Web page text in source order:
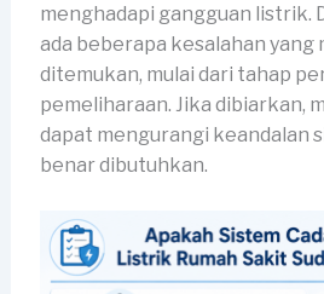
menghadapi gangguan listrik.
ada beberapa kesalahan yang
ditemukan, mulai dari tahap
pemeliharaan. Jika dibiarkan,
dapat mengurangi keandalan
benar dibutuhkan.